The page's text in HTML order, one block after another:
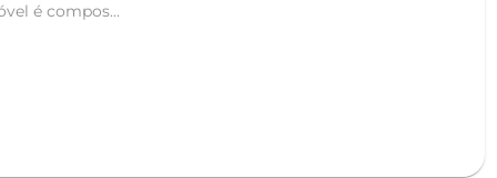
é compos...